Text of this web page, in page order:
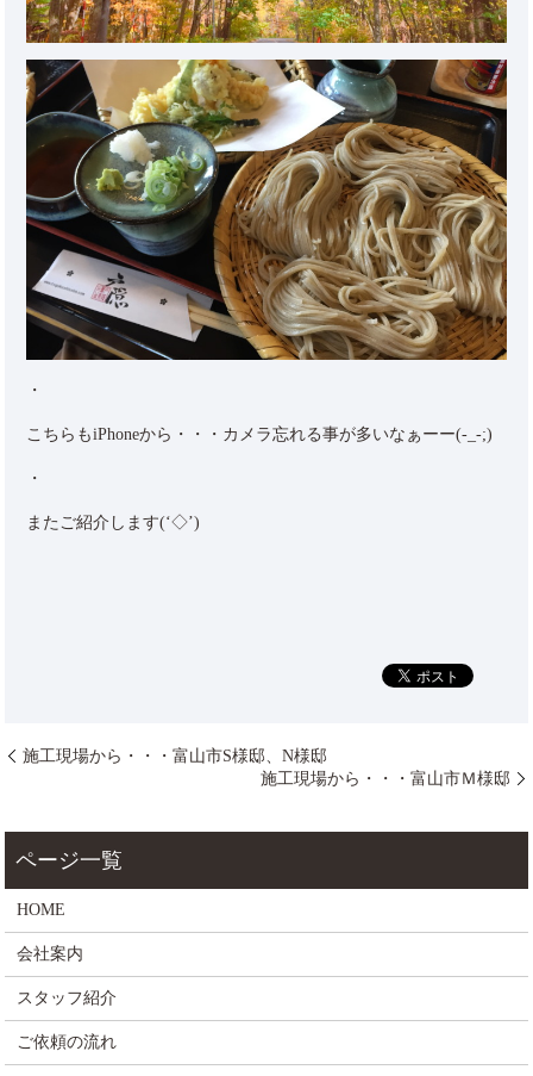
・
こちらもiPhoneから・・・カメラ忘れる事が多いなぁーー(-_-;)
・
またご紹介します(‘◇’)ゞ
施工現場から・・・富山市S様邸、N様邸
施工現場から・・・富山市Ｍ様邸
HOME
会社案内
スタッフ紹介
ご依頼の流れ